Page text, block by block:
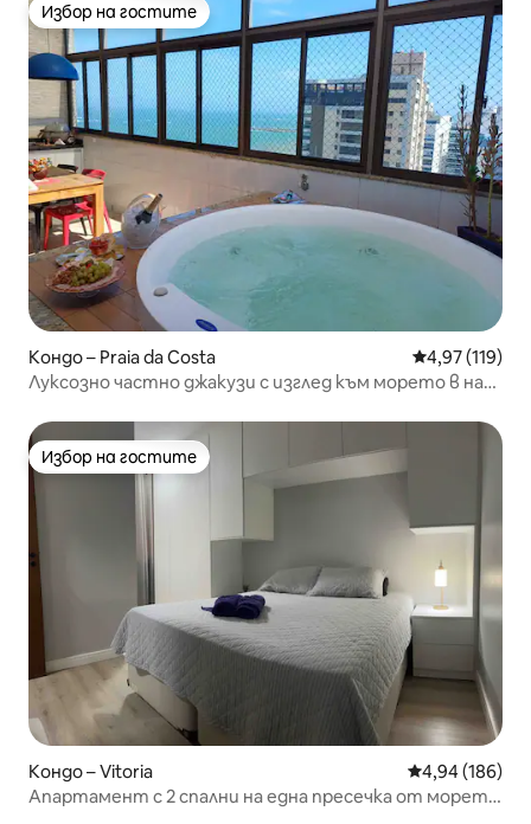
Избор на гостите
Избор на гостите
Кондо – Praia da Costa Средна
4,97 (119)
Луксозно частно джакузи с изглед към морето в най-
Избор на гостите
Избор на гостите
Кондо – Vitoria Средна
4,94 (186)
Апартамент с 2 спални на една пресечка от морето